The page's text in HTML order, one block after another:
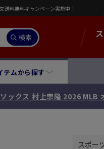
送料無料キャンペーン実施中！
検索
テムから探す
ックス 村上宗隆 2026
スポー